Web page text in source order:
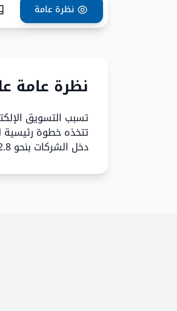
نظرة عامة
نظرة عامة
تسبب التسويق
تتخذه خطوة رئيسية
دخل الشركات بنحو 2.8 مرات دخل الشركات التي لا تستخدمه.